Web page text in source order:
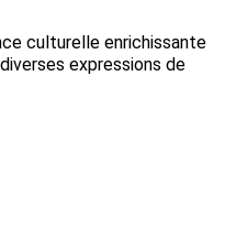
culturelle enrichissante
expressions de